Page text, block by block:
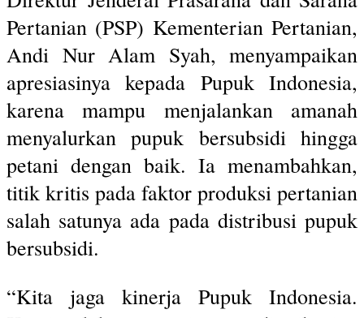
Pertanian (PSP) Kementerian Pertanian,
Andi Nur Alam Syah, menyampaikan
apresiasinya kepada Pupuk Indonesia,
karena mampu menjalankan amanah
menyalurkan pupuk bersubsidi hingga
petani dengan baik. Ia menambahkan,
titik kritis pada faktor produksi pertanian
salah satunya ada pada distribusi pupuk
bersubsidi.
“Kita jaga kinerja Pupuk Indonesia.